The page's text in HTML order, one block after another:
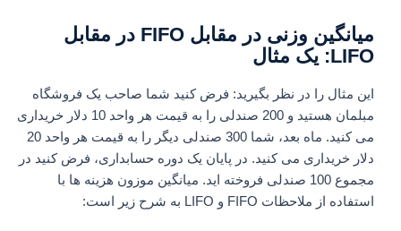
میانگین وزنی در مقابل FIFO در مقابل
LIFO: یک مثال
این مثال را در نظر بگیرید: فرض کنید شما صاحب یک فروشگاه
مبلمان هستید و 200 صندلی را به قیمت هر واحد 10 دلار خریداری
می کنید. ماه بعد، شما 300 صندلی دیگر را به قیمت هر واحد 20
دلار خریداری می کنید. در پایان یک دوره حسابداری، فرض کنید در
مجموع 100 صندلی فروخته اید. میانگین موزون هزینه ها با
استفاده از ملاحظات FIFO و LIFO به شرح زیر است: